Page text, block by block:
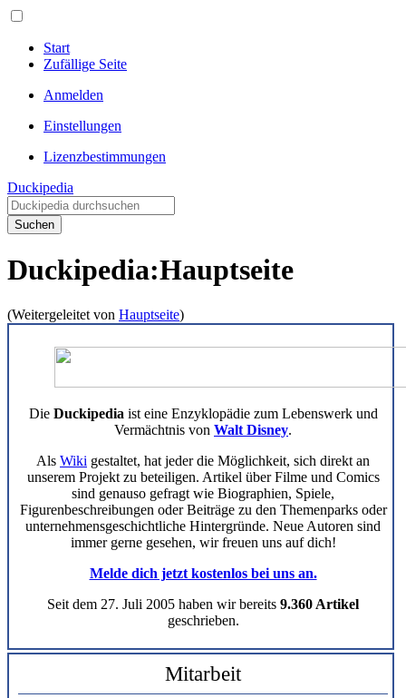
Start
Zufällige Seite
Anmelden
Einstellungen
Lizenzbestimmungen
Duckipedia
Suchen
Duckipedia:Hauptseite
(Weitergeleitet von Hauptseite)
Die Duckipedia ist eine Enzyklopädie zum Lebenswerk und
Vermächtnis von Walt Disney.
Als Wiki gestaltet, hat jeder die Möglichkeit, sich direkt an
unserem Projekt zu beteiligen. Artikel über Filme und Comics
sind genauso gefragt wie Biographien, Spiele,
Figurenbeschreibungen oder Beiträge zu den Themenparks oder
unternehmensgeschichtliche Hintergründe. Neue Autoren sind
immer gerne gesehen, wir freuen uns auf dich!
Melde dich jetzt kostenlos bei uns an.
Seit dem 27. Juli 2005 haben wir bereits 9.360 Artikel
geschrieben.
Mitarbeit